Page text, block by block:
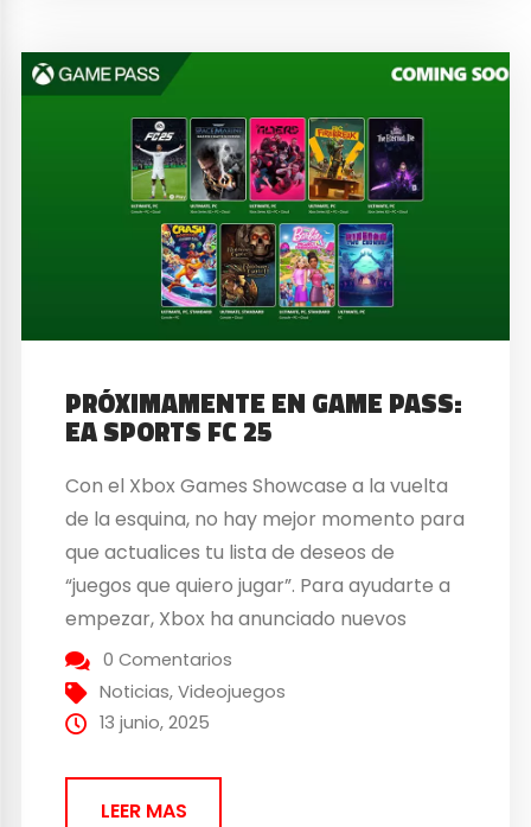
PRÓXIMAMENTE EN GAME PASS:
EA SPORTS FC 25
Con el Xbox Games Showcase a la vuelta
de la esquina, no hay mejor momento para
que actualices tu lista de deseos de
“juegos que quiero jugar”. Para ayudarte a
empezar, Xbox ha anunciado nuevos
títulos que llegarán a Game Pass este mes
en consola, PC y nube. Semana del 2 de
junio: Baldur’s Gate...
0 Comentarios
Noticias,Videojuegos
13 junio, 2025
LEER MAS